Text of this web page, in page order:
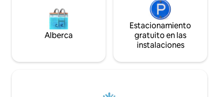
Alberca
Estacionamiento
gratuito en las
instalaciones